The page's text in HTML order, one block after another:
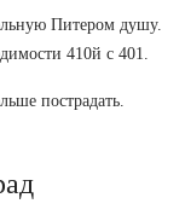
Питером душу.
410й с 401.
пострадать.